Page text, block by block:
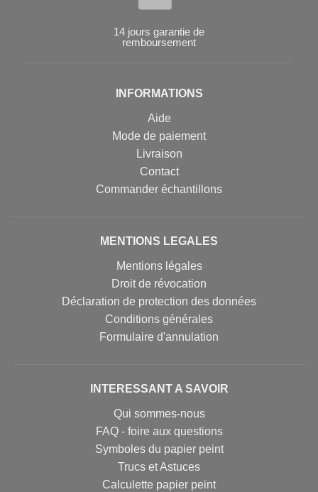
14 jours garantie de
remboursement
INFORMATIONS
Aide
Mode de paiement
Livraison
Contact
Commander échantillons
MENTIONS LEGALES
Mentions légales
Droit de révocation
Déclaration de protection des données
Conditions générales
Formulaire d'annulation
INTERESSANT A SAVOIR
Qui sommes-nous
FAQ - foire aux questions
Symboles du papier peint
Trucs et Astuces
Calculette papier peint